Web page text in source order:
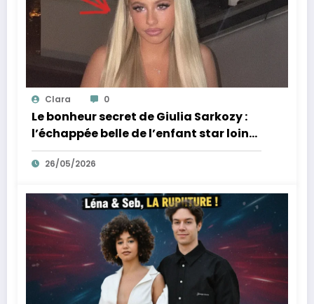
Clara 0
Le bonheur secret de Giulia Sarkozy :
l’échappée belle de l’enfant star loin
des tumultes familiaux.
26/05/2026